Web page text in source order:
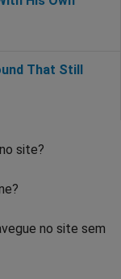
site?
no site sem